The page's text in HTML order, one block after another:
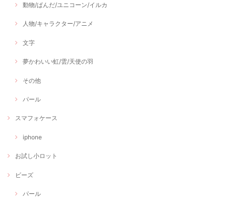
動物/ぱんだ/ユニコーン/イルカ
人物/キャラクター/アニメ
文字
夢かわいい虹/雲/天使の羽
その他
パール
スマフォケース
iphone
お試し小ロット
ビーズ
パール